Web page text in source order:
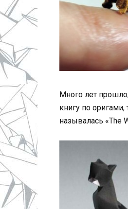
Много лет
книгу по
называлась «The